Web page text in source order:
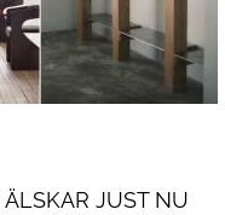
JUST NU